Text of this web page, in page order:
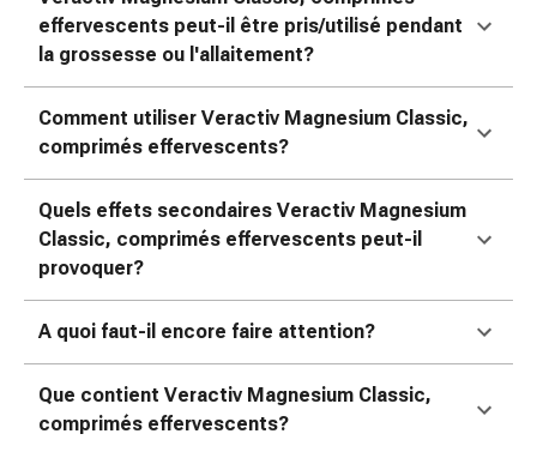
Pommade
médicaux
Oreilles
et
yeux
Troubles
de
l'oreille
Soins
des
oreilles
Gouttes
effervescents peut-il être pris/utilisé pendant
la grossesse ou l'allaitement?
Comment utiliser Veractiv Magnesium Classic,
comprimés effervescents?
Quels effets secondaires Veractiv Magnesium
Classic, comprimés effervescents peut-il
provoquer?
A quoi faut-il encore faire attention?
Que contient Veractiv Magnesium Classic,
comprimés effervescents?